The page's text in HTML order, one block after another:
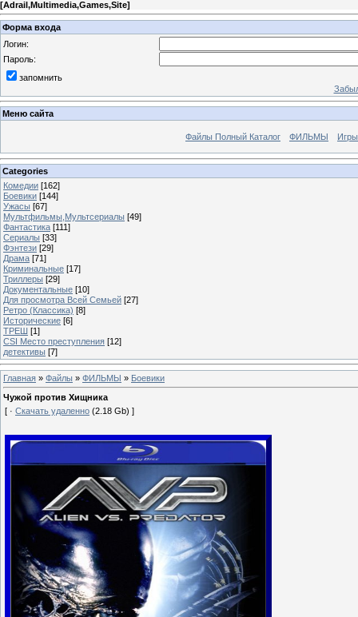
[Adrail,Multimedia,Games,Site]
Форма входа
Логин:
Пароль:
запомнить
Меню сайта
Файлы Полный Каталог ФИЛЬМЫ
Categories
Комедии [162]
Боевики [144]
Ужасы [67]
Мультфильмы,Мультсериалы [49]
Фантастика [111]
Сериалы [33]
Фэнтези [29]
Драма [71]
Криминальные [17]
Триллеры [29]
Документальные [10]
Для просмотра Всей Семьей [27]
Ретро (Классика) [8]
Исторические [6]
ТРЕШ [1]
CSI Место преступления [12]
детективы [7]
Главная » Файлы » ФИЛЬМЫ » Боевики
Чужой против Хищника
[ · Скачать удаленно (2.18 Gb) ]